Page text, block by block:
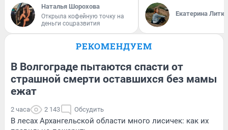
Наталья Шорохова
Открыла кофейную точку на
деньги соцразвития
Екатерина
РЕКОМЕНДУЕМ
В Волгограде пытаются спасти от
страшной смерти оставшихся без мамы
ежат
2 часа 2 143 Обсудить
В лесах Архангельской области много лисичек: как их